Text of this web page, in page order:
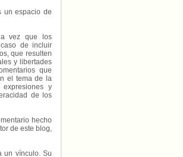
un espacio de
vez que los
de incluir
que resulten
y libertades
que
el tema de la
y
de los
hecho
de este blog,
un vínculo. Su